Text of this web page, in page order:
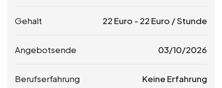
Gehalt 22 Euro - 22 Euro / Stunde
Angebotsende 03/10/2026
Berufserfahrung Keine Erfahrung